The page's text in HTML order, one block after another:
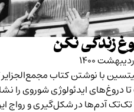
زندگی نکن
با نوشتن کتاب
دروغ‌های ایدئولوژی شوروی را
تک‌تک آدم‌ها در شکل‌گیری و رواج